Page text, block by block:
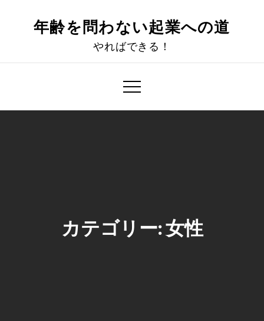
年齢を問わない起業への道
やればできる！
カテゴリー:女性